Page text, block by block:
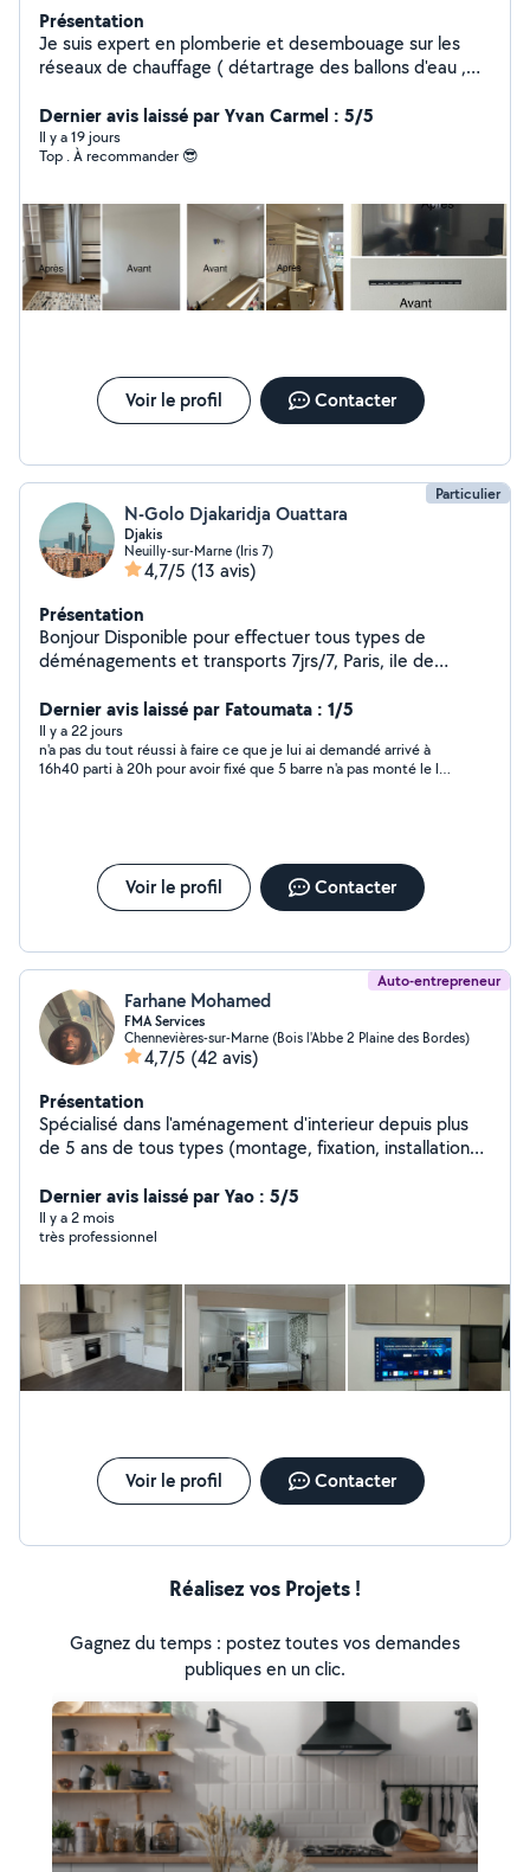
Présentation
Je suis expert en plomberie et desembouage sur les
réseaux de chauffage ( détartrage des ballons d'eau ,
entretien des adoucisseurs. ) rinçage des circuits de
chauffage et radiateur. Plombier installation et
dépannage des équipements sanitaires (wc ,levier,
douche , carrelage ) débouchage des tuyaux , petit
bricolage ( Meubles cuisine, Tv, miroir, cadres, tringles à
rideaux, étagères) Rénovation complète des salles de
bain Je suis disponible pour tout vos problèmes. Votre
satisfaction est ma priorité
Dernier avis laissé par Yvan Carmel : 5/5
Il y a 19 jours
Top . À recommander 😎
Voir le profil Contacter
Particulier
N-Golo Djakaridja Ouattara
Djakis
Neuilly-sur-Marne (Iris 7)
4,7/5 (13 avis)
Présentation
Bonjour Disponible pour effectuer tous types de
déménagements et transports 7jrs/7, Paris, iIe de
meubles, cartons, effets personnels, Électroménagers
Déménagement des appartements, studios, maisons et
débarras des caves pour les encombrants Aide au
déménagement
Dernier avis laissé par Fatoumata : 1/5
Il y a 22 jours
n'a pas du tout réussi à faire ce que je lui ai demandé arrivé à
16h40 parti à 20h pour avoir fixé que 5 barre n'a pas monté le lit
Voir le profil Contacter
Auto-entrepreneur
Farhane Mohamed
FMA Services
Chennevières-sur-Marne (Bois l'Abbe 2 Plaine des Bordes)
4,7/5 (42 avis)
Présentation
Spécialisé dans l'aménagement d'interieur depuis plus
de 5 ans de tous types (montage, fixation, installation
(carrelage, peinture, sol, plomberie).
Dernier avis laissé par Yao : 5/5
Il y a 2 mois
très professionnel
Voir le profil Contacter
Réalisez vos Projets !
Gagnez du temps : postez toutes vos demandes
publiques en un clic.